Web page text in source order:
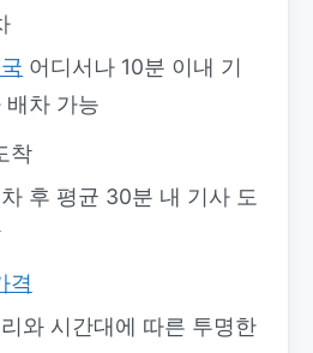
어디서나 10분 이내 기
배차 가능
착
후 평균 30분 내 기사 도
격
와 시간대에 따른 투명한